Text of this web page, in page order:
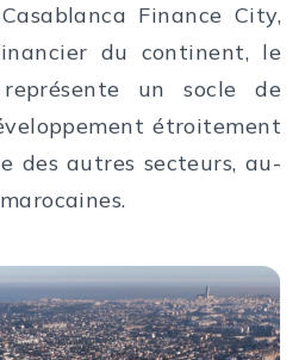
Finance City,
du continent, le
un socle de
étroitement
des autres secteurs, au-